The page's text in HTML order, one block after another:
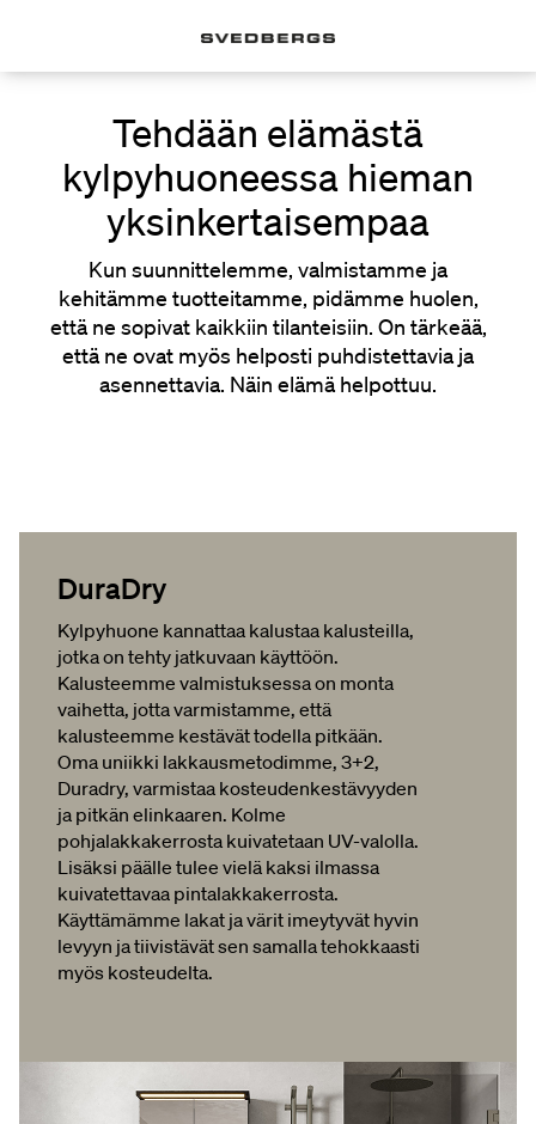
Tehdään elämästä
kylpyhuoneessa hieman
yksinkertaisempaa
Kun suunnittelemme, valmistamme ja
kehitämme tuotteitamme, pidämme huolen,
että ne sopivat kaikkiin tilanteisiin. On tärkeää,
että ne ovat myös helposti puhdistettavia ja
asennettavia. Näin elämä helpottuu.
DuraDry
Kylpyhuone kannattaa kalustaa kalusteilla,
jotka on tehty jatkuvaan käyttöön.
Kalusteemme valmistuksessa on monta
vaihetta, jotta varmistamme, että
kalusteemme kestävät todella pitkään.
Oma uniikki lakkausmetodimme, 3+2,
Duradry, varmistaa kosteudenkestävyyden
ja pitkän elinkaaren. Kolme
pohjalakkakerrosta kuivatetaan UV-valolla.
Lisäksi päälle tulee vielä kaksi ilmassa
kuivatettavaa pintalakkakerrosta.
Käyttämämme lakat ja värit imeytyvät hyvin
levyyn ja tiivistävät sen samalla tehokkaasti
myös kosteudelta.